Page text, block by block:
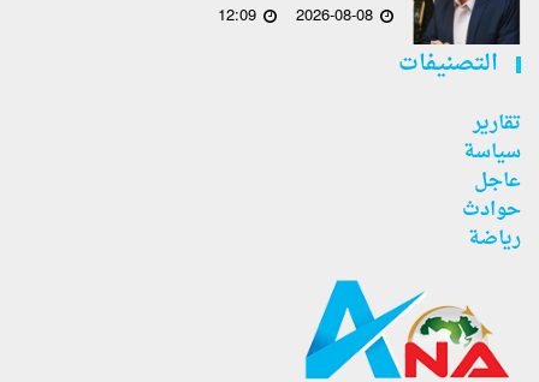
2026-08-08
12:09
التصنيفات
تقارير
سياسة
عاجل
حوادث
رياضة